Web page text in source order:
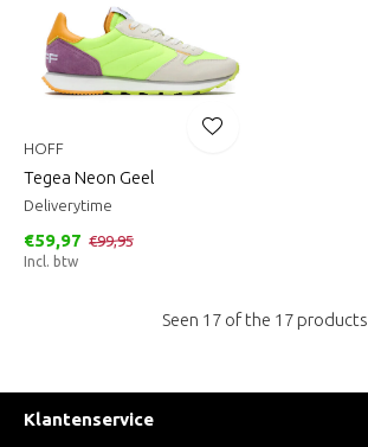
HOFF
Tegea Neon Geel
Deliverytime
€59,97 €99,95
Incl. btw
Seen 17 of the 17 products
Klantenservice